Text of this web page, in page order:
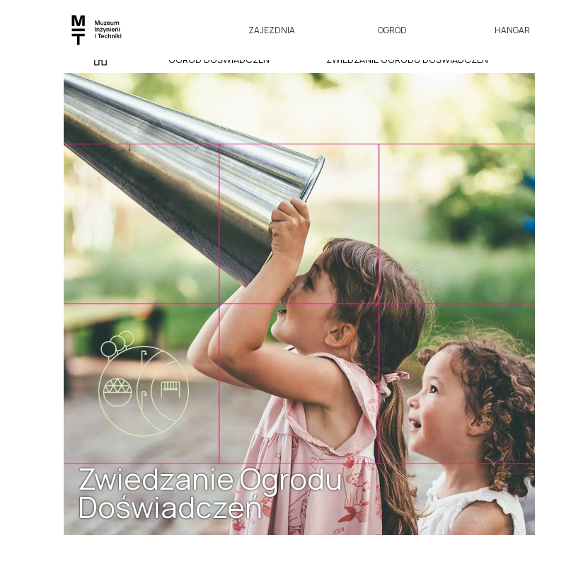
ZAJEZDNIA OGRÓD HANGAR
OGRÓD DOŚWIADCZEŃ ZWIEDZANIE OGRODU DOŚWIADCZEŃ
Zwiedzanie Ogrodu
Doświadczeń